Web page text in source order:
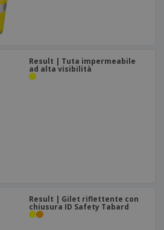
Result | Tuta impermeabile
ad alta visibilità
Result | Gilet riflettente con
chiusura ID Safety Tabard